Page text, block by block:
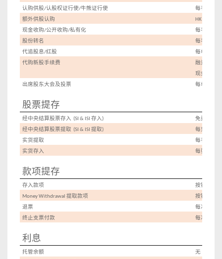
认购供股/认股权证行使/牛熊证行使 每手
额外供股认购
HK$100.00
现金收购/公开收购/私有化 每手
股份转名
每手
代追股息/红股 每单
代购新股手续费
融资申购
现金申购
出席股东大会及投票
每单
股票提存
经中央结算股票存入 (SI & ISI 存入 )
免费
经中央结算股票提取 (SI & ISI 提取) 每只总值
实货提取
每手
实货存入
每张股票
款项提存
存入款项 按银行实
Money Withdrawal 提取款项
按银行实
退票
每次
终止支票付款
每次
利息
托管余额
无